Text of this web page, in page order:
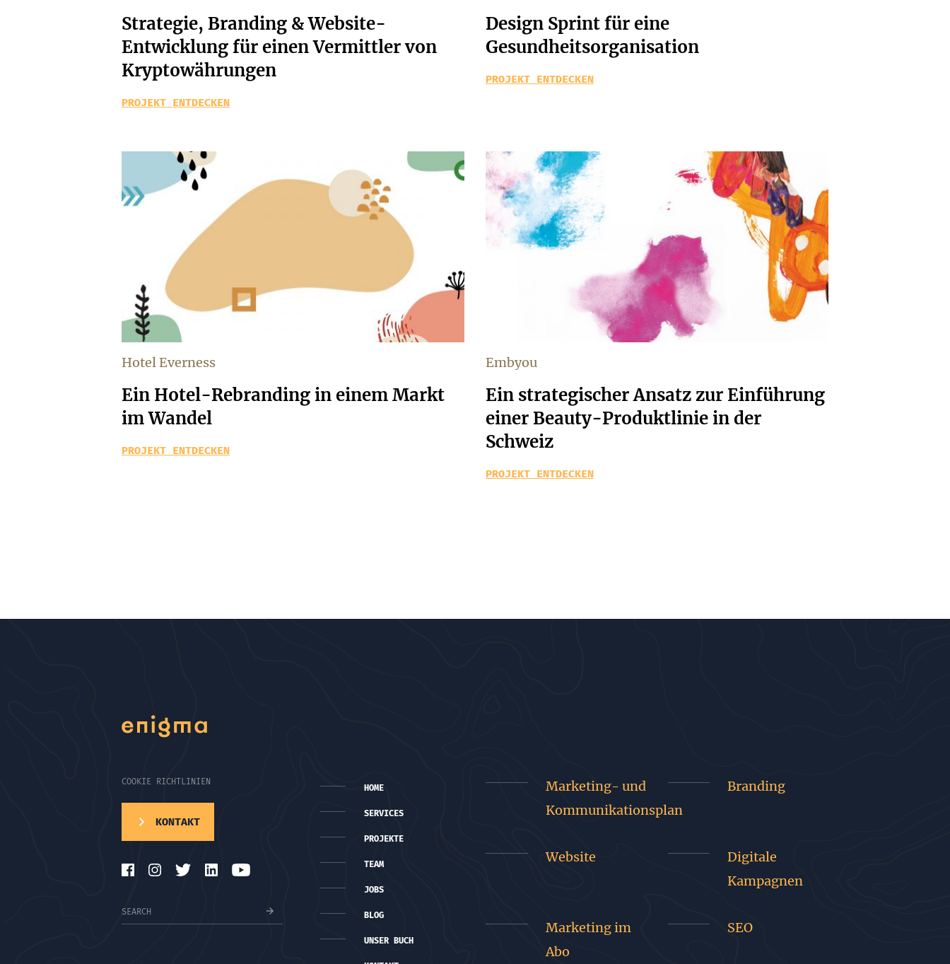
Strategie, Branding & Website-
Entwicklung für einen Vermittler von
Kryptowährungen
PROJEKT ENTDECKEN
Design Sprint für eine
Gesundheitsorganisation
PROJEKT ENTDECKEN
Hotel Everness
Ein Hotel-Rebranding in einem Markt
im Wandel
PROJEKT ENTDECKEN
Embyou
Ein strategischer Ansatz zur Einführung
einer Beauty-Produktlinie in der
Schweiz
PROJEKT ENTDECKEN
COOKIE RICHTLINIEN
KONTAKT
HOME
SERVICES
PROJEKTE
TEAM
JOBS
BLOG
UNSER BUCH
Marketing- und
Kommunikationsplan
Branding
Website
Digitale
Kampagnen
Marketing im
Abo
SEO